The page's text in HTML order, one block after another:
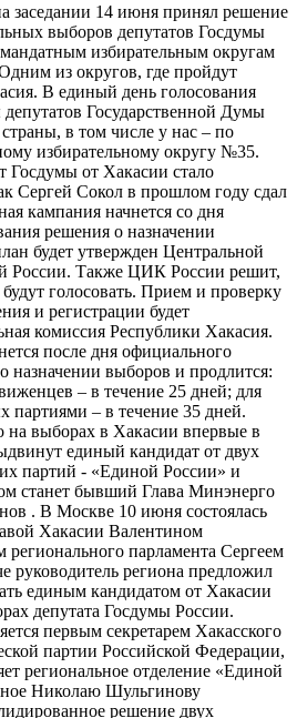
заседании 14 июня принял решение
выборов депутатов Госдумы
избирательным округам
из округов, где пройдут
В единый день голосования
Государственной Думы
в том числе у нас – по
избирательному округу №35.
Госдумы от Хакасии стало
Сергей Сокол в прошлом году сдал
кампания начнется со дня
решения о назначении
будет утвержден Центральной
России. Также ЦИК России решит,
голосовать. Прием и проверку
и регистрации будет
комиссия Республики Хакасия.
после дня официального
назначении выборов и продлится:
– в течение 25 дней; для
партиями – в течение 35 дней.
на выборах в Хакасии впервые в
единый кандидат от двух
партий - «Единой России» и
станет бывший Глава Минэнерго
. В Москве 10 июня состоялась
Хакасии Валентином
парламента Сергеем
руководитель региона предложил
единым кандидатом от Хакасии
депутата Госдумы России.
первым секретарем Хакасского
партии Российской Федерации,
региональное отделение «Единой
Николаю Шульгинову
решение двух